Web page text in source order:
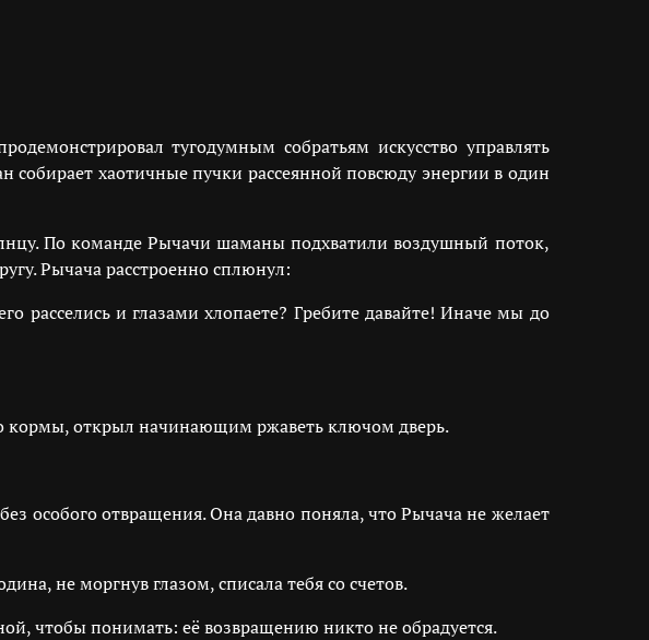
тугодумным собратьям искусство управлять
хаотичные пучки рассеянной повсюду энергии в один
По команде Рычачи шаманы подхватили воздушный поток,
Рычача расстроенно сплюнул:
и глазами хлопаете? Гребите давайте! Иначе мы до
кормы, открыл начинающим ржаветь ключом дверь.
особого отвращения. Она давно поняла, что Рычача не желает
не моргнув глазом, списала тебя со счетов.
чтобы понимать: её возвращению никто не обрадуется.